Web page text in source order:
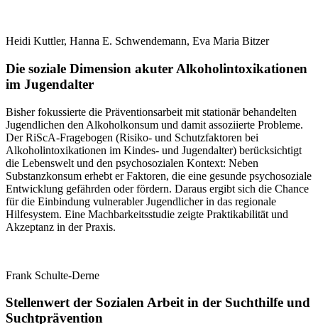
Heidi Kuttler, Hanna E. Schwendemann, Eva Maria Bitzer
Die soziale Dimension akuter Alkoholintoxikationen
im Jugendalter
Bisher fokussierte die Präventionsarbeit mit stationär behandelten
Jugendlichen den Alkoholkonsum und damit assoziierte Probleme.
Der RiScA-Fragebogen (Risiko- und Schutzfaktoren bei
Alkoholintoxikationen im Kindes- und Jugendalter) berücksichtigt
die Lebenswelt und den psychosozialen Kontext: Neben
Substanzkonsum erhebt er Faktoren, die eine gesunde psychosoziale
Entwicklung gefährden oder fördern. Daraus ergibt sich die Chance
für die Einbindung vulnerabler Jugendlicher in das regionale
Hilfesystem. Eine Machbarkeitsstudie zeigte Praktikabilität und
Akzeptanz in der Praxis.
Frank Schulte-Derne
Stellenwert der Sozialen Arbeit in der Suchthilfe und
Suchtprävention